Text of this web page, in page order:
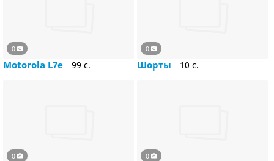
0
Motorola L7e 99 c.
0
Шорты 10 c.
0 0